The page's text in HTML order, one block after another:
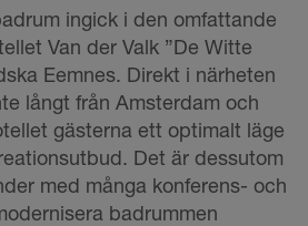
ingick i den omfattande
Van der Valk ”De Witte
Eemnes. Direkt i närheten
långt från Amsterdam och
gästerna ett optimalt läge
Det är dessutom
med många konferens- och
badrummen